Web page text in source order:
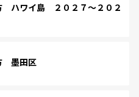
ハワイ島 ２０２７～２０２
墨田区